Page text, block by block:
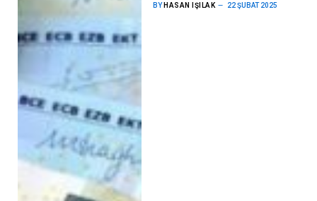
BY HASAN IŞILAK 22 ŞUBAT 2025